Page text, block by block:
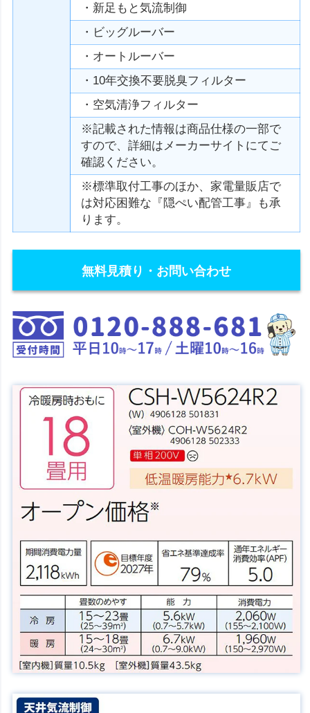
・新足もと気流制御
・ビッグルーバー
・オートルーバー
・10年交換不要脱臭フィルター
・空気清浄フィルター
※記載された情報は商品仕様の一部で
すので、詳細はメーカーサイトにてご
確認ください。
※標準取付工事のほか、家電量販店で
は対応困難な『隠ぺい配管工事』も承
ります。
無料見積り・お問い合わせ